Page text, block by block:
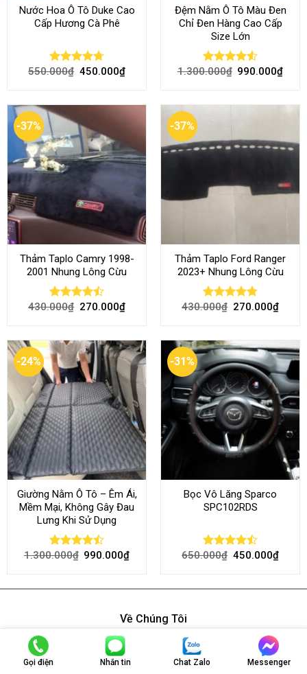
Nước Hoa Ô Tô Duke Cao
Cấp Hương Cà Phê
Rated4.70
550.000₫ 450.000₫
Đệm Nằm Ô Tô Màu Đen
Chỉ Đen Hàng Cao Cấp
Size Lớn
Rated 4.54
1.300.000₫ 990.000₫
-37%
Thảm Taplo Camry 1998-
2001 Nhung Lông Cừu
Rated
430.000₫ 270.000₫
-37%
Thảm Taplo Ford Ranger
2023+ Nhung Lông Cừu
Rated 4.80
430.000₫ 270.000₫
-24%
Giường Nằm Ô Tô – Êm Ái,
Mềm Mại, Không Gây Đau
Lưng Khi Sử Dụng
Rated
1.300.000₫ 990.000₫
-31%
Bọc Vô Lăng Sparco
SPC102RDS
Rated
650.000₫ 450.000₫
Về Chúng Tôi
Gọi điện Nhắn tin Chat Zalo Messenger